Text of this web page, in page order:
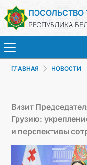
ПОСОЛЬСТВО
РЕСПУБЛИКА
ГЛАВНАЯ НОВОСТИ
Визит
Грузию:
и перспективы